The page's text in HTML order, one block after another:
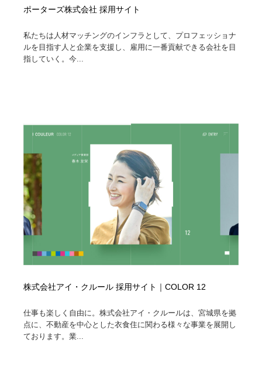
ポーターズ株式会社 採用サイト
私たちは人材マッチングのインフラとして、プロフェッショナ
ルを目指す人と企業を支援し、雇用に一番貢献できる会社を目
指していく。今...
株式会社アイ・クルール 採用サイト｜COLOR 12
仕事も楽しく自由に。株式会社アイ・クルールは、宮城県を拠
点に、不動産を中心とした衣食住に関わる様々な事業を展開し
ております。業...